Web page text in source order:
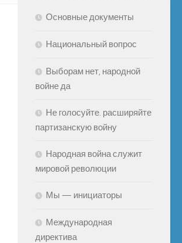
Основные документы
Национальный вопрос
Выборам нет, народной
войне да
Не голосуйте. расширяйте
партизанскую войну
Народная война служит
мировой революции
Мы — инициаторы
Международная
директива